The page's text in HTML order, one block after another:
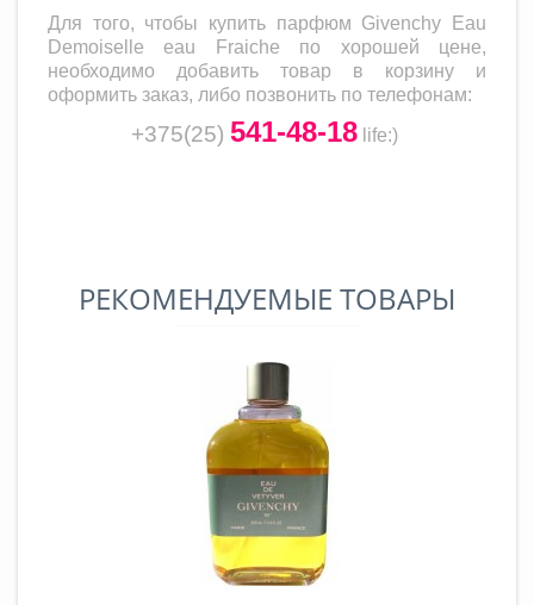
Для того, чтобы купить парфюм Givenchy Eau
Demoiselle eau Fraiche по хорошей цене,
необходимо добавить товар в корзину и
оформить заказ, либо позвонить по телефонам:
+375(25) 541-48-18 life:)
РЕКОМЕНДУЕМЫЕ ТОВАРЫ